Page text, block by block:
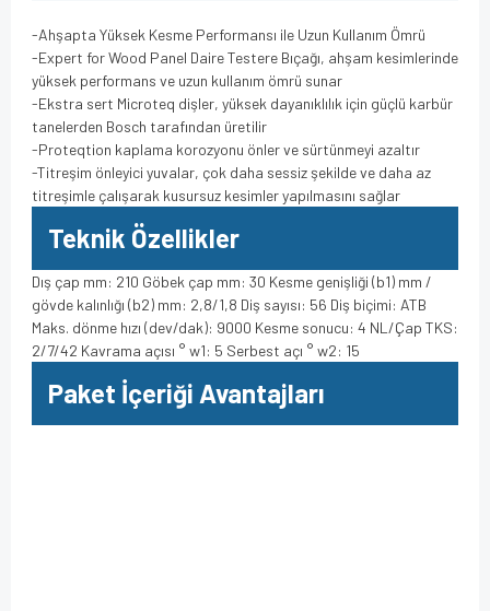
-Ahşapta Yüksek Kesme Performansı ile Uzun Kullanım Ömrü
-Expert for Wood Panel Daire Testere Bıçağı, ahşam kesimlerinde
yüksek performans ve uzun kullanım ömrü sunar
-Ekstra sert Microteq dişler, yüksek dayanıklılık için güçlü karbür
tanelerden Bosch tarafından üretilir
-Proteqtion kaplama korozyonu önler ve sürtünmeyi azaltır
-Titreşim önleyici yuvalar, çok daha sessiz şekilde ve daha az
titreşimle çalışarak kusursuz kesimler yapılmasını sağlar
Teknik Özellikler
Dış çap mm: 210 Göbek çap mm: 30 Kesme genişliği (b1) mm /
gövde kalınlığı (b2) mm: 2,8/1,8 Diş sayısı: 56 Diş biçimi: ATB
Maks. dönme hızı (dev/dak): 9000 Kesme sonucu: 4 NL/Çap TKS:
2/7/42 Kavrama açısı ° w1: 5 Serbest açı ° w2: 15
Paket İçeriği Avantajları